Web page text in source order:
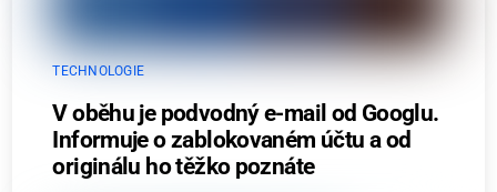
TECHNOLOGIE
V oběhu je podvodný e-mail od Googlu.
Informuje o zablokovaném účtu a od
originálu ho těžko poznáte